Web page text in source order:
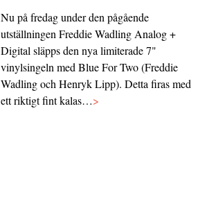
Nu på fredag under den pågående
utställningen Freddie Wadling Analog +
Digital släpps den nya limiterade 7"
vinylsingeln med Blue For Two (Freddie
Wadling och Henryk Lipp). Detta firas med
ett riktigt fint kalas…>